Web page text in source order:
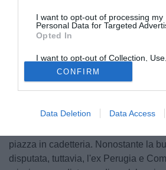
I want to opt-out of processing my
Personal Data for Targeted
Opted In
I want to opt-out of Collection, Use,
Retention, Sale, and/or Sharing of
Personal Data that Is Unrelated
Purposes for which it was collected.
Opted Out
CONFIRM
Data Deletion Data Access
La cavalcata dell’UnionBrescianei
finale contro l’Ascoli
di Rizzo Pinna, Silipo e Milanese
della squadra lombarda di tornare in
con Brescia è certamente Stefano
piazza in cadetteria. Nonostante la
disputata, tuttavia, l'ex Perugia e